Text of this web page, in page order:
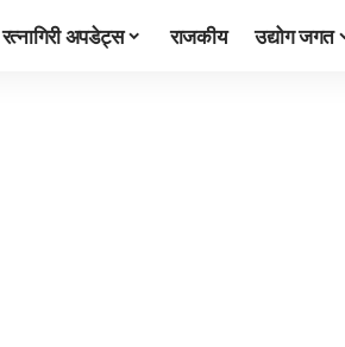
रत्नागिरी अपडेट्स राजकीय उद्योग जगत